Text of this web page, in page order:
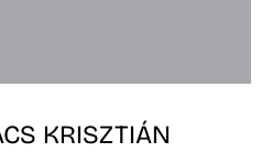
KRISZTIÁN